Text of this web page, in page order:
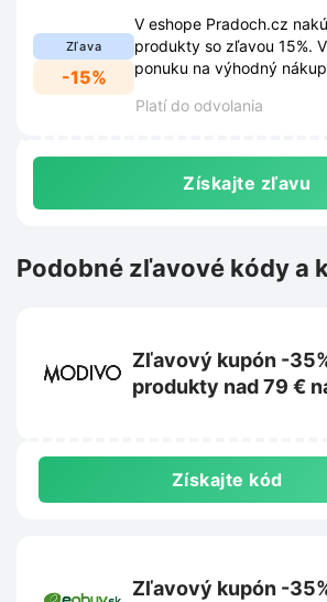
Zľava
-15%
V eshope Pradoch.cz
produkty so zľavou 15%.
ponuku na výhodný
Platí do odvolania
Získajte zľavu
Podobné zľavové kódy a
Zľavový kupón -
produkty nad 79 €
Získajte kód
Zľavový kupón -